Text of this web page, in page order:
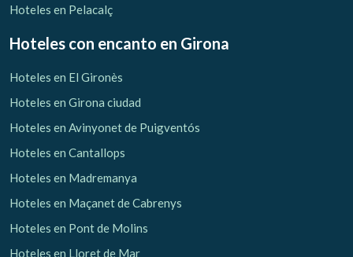
Hoteles en Pelacalç
Hoteles con encanto en Girona
Hoteles en El Gironès
Hoteles en Girona ciudad
Hoteles en Avinyonet de Puigventós
Hoteles en Cantallops
Hoteles en Madremanya
Hoteles en Maçanet de Cabrenys
Hoteles en Pont de Molins
Hoteles en Lloret de Mar